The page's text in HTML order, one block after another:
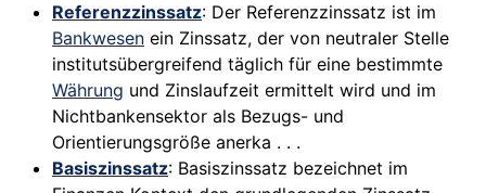
Referenzzinssatz: Der Referenzzinssatz ist im
Bankwesen ein Zinssatz, der von neutraler Stelle
institutsübergreifend täglich für eine bestimmte
Währung und Zinslaufzeit ermittelt wird und im
Nichtbankensektor als Bezugs- und
Orientierungsgröße anerka . . .
Basiszinssatz: Basiszinssatz bezeichnet im